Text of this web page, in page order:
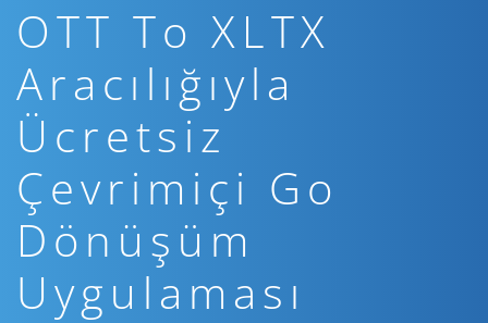
OTT To XLTX
Aracılığıyla
Ücretsiz
Çevrimiçi Go
Dönüşüm
Uygulaması